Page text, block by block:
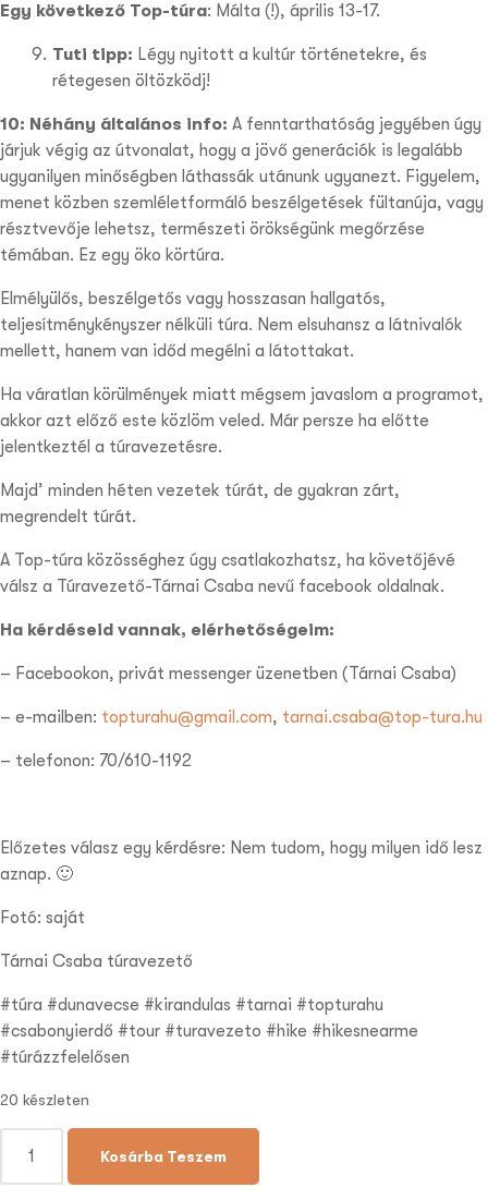
Egy következő Top-túra: Málta (!), április 13-17.
Tuti tipp: Légy nyitott a kultúr történetekre, és
rétegesen öltözködj!
10: Néhány általános info: A fenntarthatóság jegyében úgy
járjuk végig az útvonalat, hogy a jövő generációk is legalább
ugyanilyen minőségben láthassák utánunk ugyanezt. Figyelem,
menet közben szemléletformáló beszélgetések fültanúja, vagy
résztvevője lehetsz, természeti örökségünk megőrzése
témában. Ez egy öko körtúra.
Elmélyülős, beszélgetős vagy hosszasan hallgatós,
teljesítménykényszer nélküli túra. Nem elsuhansz a látnivalók
mellett, hanem van időd megélni a látottakat.
Ha váratlan körülmények miatt mégsem javaslom a programot,
akkor azt előző este közlöm veled. Már persze ha előtte
jelentkeztél a túravezetésre.
Majd’ minden héten vezetek túrát, de gyakran zárt,
megrendelt túrát.
A Top-túra közösséghez úgy csatlakozhatsz, ha követőjévé
válsz a Túravezető-Tárnai Csaba nevű facebook oldalnak.
Ha kérdéseid vannak, elérhetőségeim:
– Facebookon, privát messenger üzenetben (Tárnai Csaba)
– e-mailben: topturahu@gmail.com, tarnai.csaba@top-tura.hu
– telefonon: 70/610-1192
Előzetes válasz egy kérdésre: Nem tudom, hogy milyen idő lesz
aznap. 🙂
Fotó: saját
Tárnai Csaba túravezető
#túra #dunavecse #kirandulas #tarnai #topturahu
#csabonyierdő #tour #turavezeto #hike #hikesnearme
#túrázzfelelősen
20 készleten
Kosárba Teszem